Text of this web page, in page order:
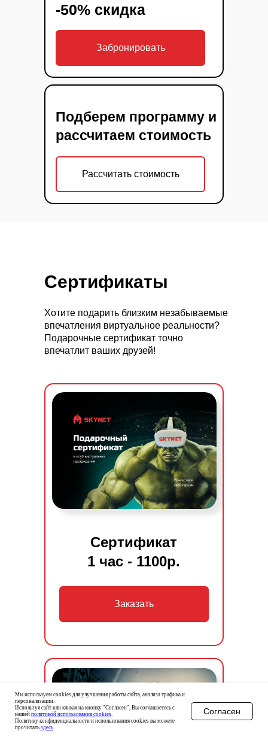
-50% скидка
Забронировать
Подберем программу и
рассчитаем стоимость
Рассчитать стоимость
Сертификаты
Хотите подарить близким незабываемые
впечатления виртуальное реальности?
Подарочные сертификат точно
впечатлит ваших друзей!
Сертификат
1 час - 1100р.
Заказать
Мы используем cookies для улучшения работы сайта, анализа трафика и
персонализации.
Используя сайт или кликая на кнопку "Согласен", Вы соглашаетесь с
нашей политикой использования cookies.
Политику конфиденциальности и использования cookies вы можете
прочитать здесь.
Согласен